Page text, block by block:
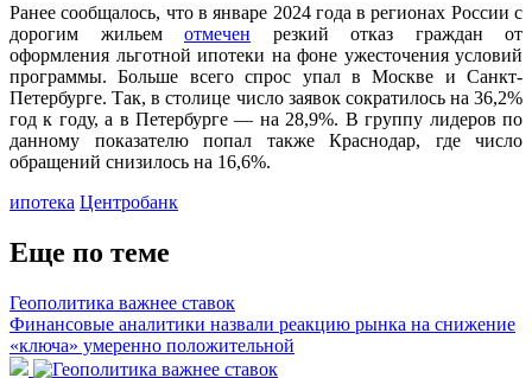
Ранее сообщалось, что в январе 2024 года в регионах России с
дорогим жильем отмечен резкий отказ граждан от
оформления льготной ипотеки на фоне ужесточения условий
программы. Больше всего спрос упал в Москве и Санкт-
Петербурге. Так, в столице число заявок сократилось на 36,2%
год к году, а в Петербурге — на 28,9%. В группу лидеров по
данному показателю попал также Краснодар, где число
обращений снизилось на 16,6%.
ипотека Центробанк
Еще по теме
Геополитика важнее ставок
Финансовые аналитики назвали реакцию рынка на снижение
«ключа» умеренно положительной